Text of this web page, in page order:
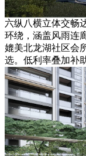
六纵八横立体交畅
环绕，涵盖风雨连
媲美北龙湖社区会
选。低利率叠加补